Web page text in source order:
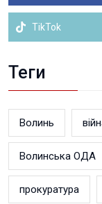
TikTok
Теги
Волинь
Волинська ОДА
прокуратура